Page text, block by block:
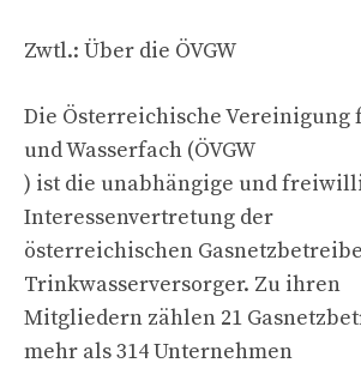
Zwtl.: Über die ÖVGW
Die Österreichische Vereinigung
und Wasserfach (ÖVGW
) ist die unabhängige und
Interessenvertretung der
österreichischen
Trinkwasserversorger. Zu ihren
Mitgliedern zählen 21
mehr als 314 Unternehmen